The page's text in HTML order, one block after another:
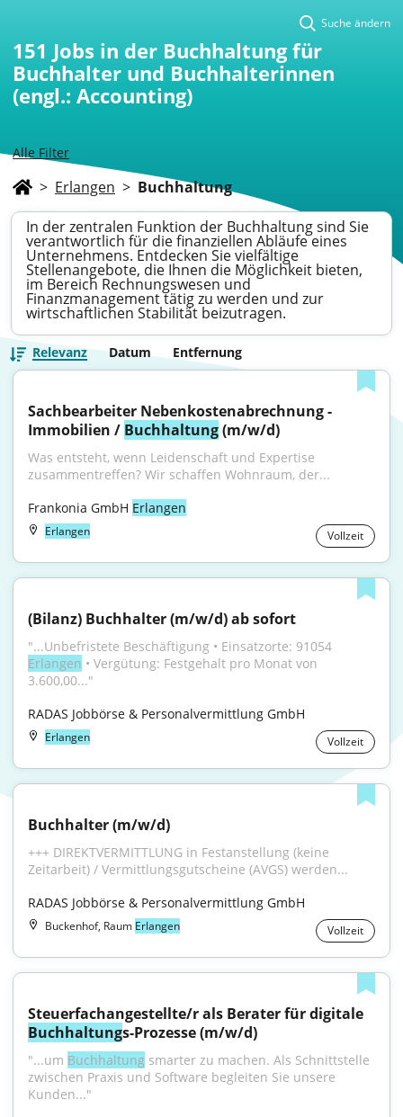
Alle Filter
Suche ändern
151 Jobs in der Buchhaltung für
Buchhalter und Buchhalterinnen
(engl.: Accounting)
> Erlangen > Buchhaltung
In der zentralen Funktion der Buchhaltung sind Sie
verantwortlich für die finanziellen Abläufe eines
Unternehmens. Entdecken Sie vielfältige
Stellenangebote, die Ihnen die Möglichkeit bieten,
im Bereich Rechnungswesen und
Finanzmanagement tätig zu werden und zur
wirtschaftlichen Stabilität beizutragen.
Relevanz Datum Entfernung
Sachbearbeiter Nebenkostenabrechnung -
Immobilien / Buchhaltung (m/w/d)
Was entsteht, wenn Leidenschaft und Expertise
zusammentreffen? Wir schaffen Wohnraum, der...
Frankonia GmbH Erlangen
Erlangen Vollzeit
(Bilanz) Buchhalter (m/w/d) ab sofort
Erlangen • Vergütung: Festgehalt pro Monat von
3.600,00..."
RADAS Jobbörse & Personalvermittlung GmbH
Erlangen Vollzeit
Buchhalter (m/w/d)
+++ DIREKTVERMITTLUNG in Festanstellung (keine
Zeitarbeit) / Vermittlungsgutscheine (AVGS) werden...
RADAS Jobbörse & Personalvermittlung GmbH
Buckenhof, Raum Erlangen Vollzeit
Buchhaltungs-Prozesse (m/w/d)
"...um Buchhaltung smarter zu machen. Als Schnittstelle
zwischen Praxis und Software begleiten Sie unsere
Kunden..."